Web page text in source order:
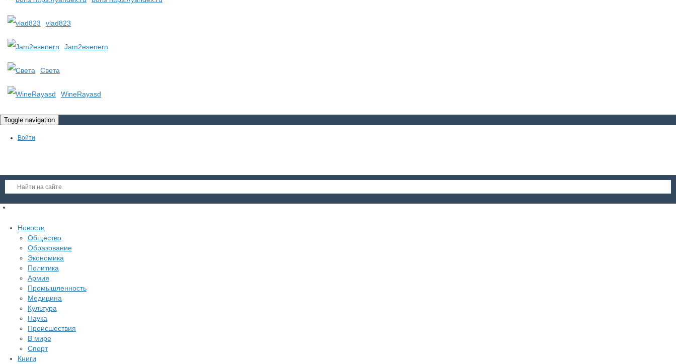
vlad823
Jam2esenern
Света
WineRayasd
Toggle navigation
Войти
Гость
Войти
Регистрация
Новости
Общество
Образование
Экономика
Политика
Армия
Промышленность
Медицина
Культура
Наука
Происшествия
В мире
Спорт
Книги